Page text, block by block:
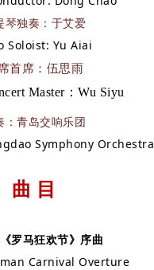
琴独奏：于艾爱
Soloist: Yu Aiai
首席：伍思雨
Master：Wu Siyu
：青岛交响乐团
Symphony Orchestra
曲 目
罗马狂欢节》序曲
Carnival Overture